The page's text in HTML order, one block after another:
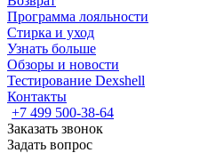
Программа лояльности
Стирка и уход
Узнать больше
Обзоры и новости
Тестирование Dexshell
Контакты
+7 499 500-38-64
Заказать звонок
Задать вопрос